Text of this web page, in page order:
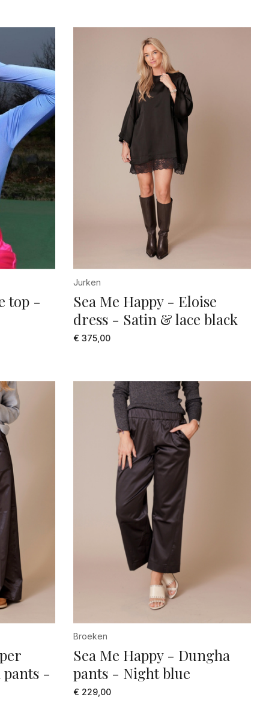
top -
Jurken
Sea Me Happy - Eloise
dress - Satin & lace black
€ 375,00
pants -
Broeken
Sea Me Happy - Dungha
pants - Night blue
€ 229,00